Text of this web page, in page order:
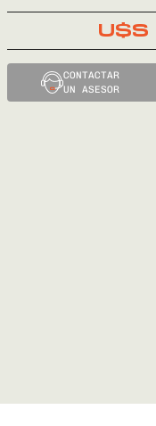
U$S
CONTACTAR
UN ASESOR